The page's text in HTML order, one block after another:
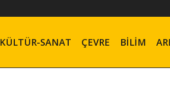
KÜLTÜR-SANAT ÇEVRE BILIM